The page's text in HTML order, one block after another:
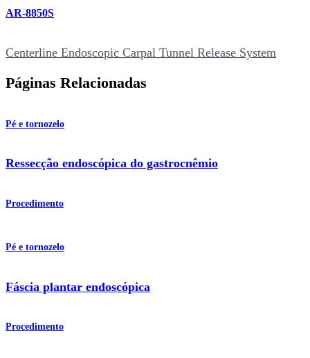
AR-8850S
Centerline Endoscopic Carpal Tunnel Release System
Páginas Relacionadas
Pé e tornozelo
Ressecção endoscópica do gastrocnêmio
Procedimento
Pé e tornozelo
Fáscia plantar endoscópica
Procedimento